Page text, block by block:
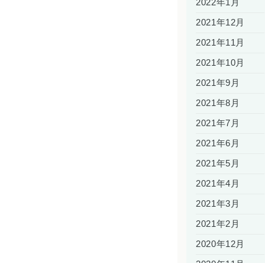
2022年1月
2021年12月
2021年11月
2021年10月
2021年9月
2021年8月
2021年7月
2021年6月
2021年5月
2021年4月
2021年3月
2021年2月
2020年12月